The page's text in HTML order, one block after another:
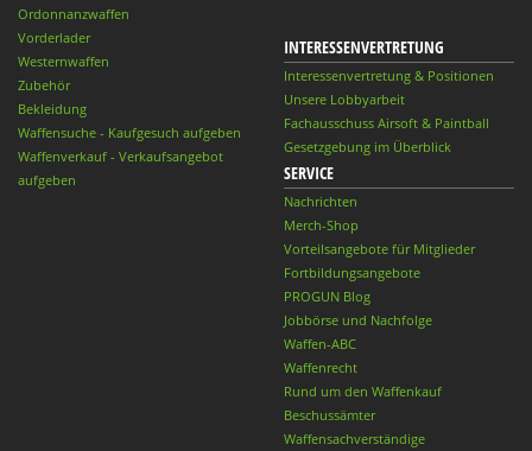
Ordonnanzwaffen
Vorderlader
Westernwaffen
Zubehör
Bekleidung
Waffensuche - Kaufgesuch aufgeben
Waffenverkauf - Verkaufsangebot
aufgeben
INTERESSENVERTRETUNG
Interessenvertretung & Positionen
Unsere Lobbyarbeit
Fachausschuss Airsoft & Paintball
Gesetzgebung im Überblick
SERVICE
Nachrichten
Merch-Shop
Vorteilsangebote für Mitglieder
Fortbildungsangebote
PROGUN Blog
Jobbörse und Nachfolge
Waffen-ABC
Waffenrecht
Rund um den Waffenkauf
Beschussämter
Waffensachverständige